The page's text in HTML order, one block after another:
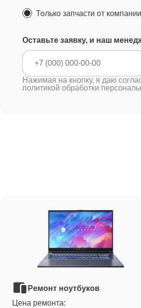
Только запчасти от
Оставьте заявку, и наш
Нажимая на кнопку, я даю
политикой обработки
Ремонт ноутбуков
Цена ремонта: